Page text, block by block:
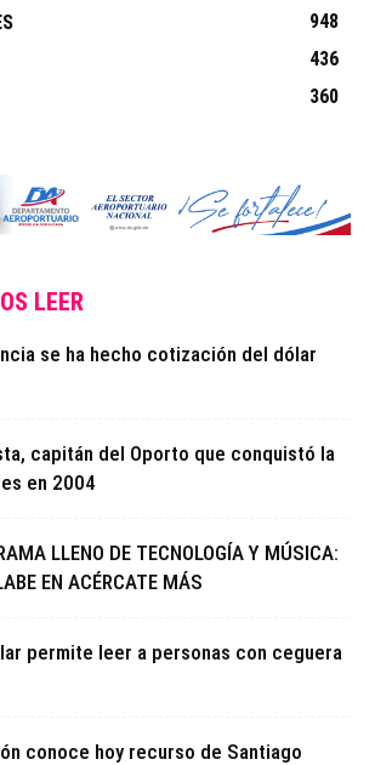
948
436
360
LEER
se ha hecho cotización del dólar
capitán del Oporto que conquistó la
en 2004
LLENO DE TECNOLOGÍA Y MÚSICA:
EN ACÉRCATE MÁS
permite leer a personas con ceguera
conoce hoy recurso de Santiago